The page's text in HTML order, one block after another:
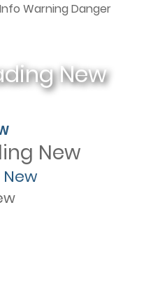
Info Warning Danger
New
New
New